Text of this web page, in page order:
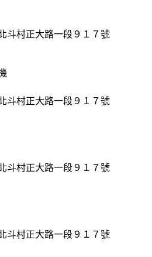
斗村正大路一段９１７號
斗村正大路一段９１７號
斗村正大路一段９１７號
斗村正大路一段９１７號